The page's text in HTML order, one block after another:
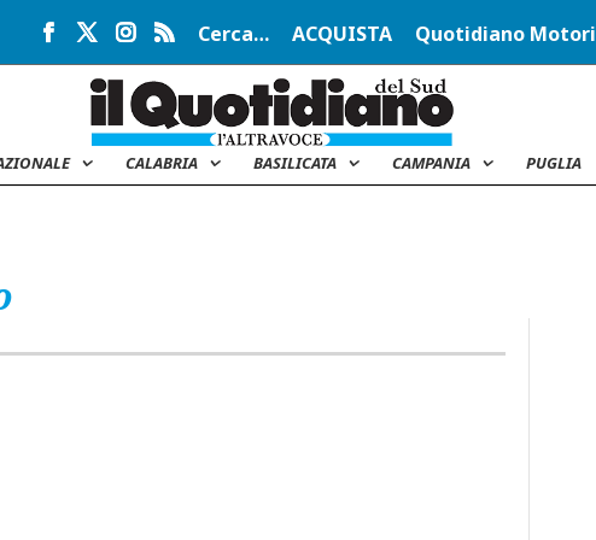
Cerca… ACQUISTA Quotidiano Motori
CALABRIA BASILICATA CAMPANIA PUGLIA